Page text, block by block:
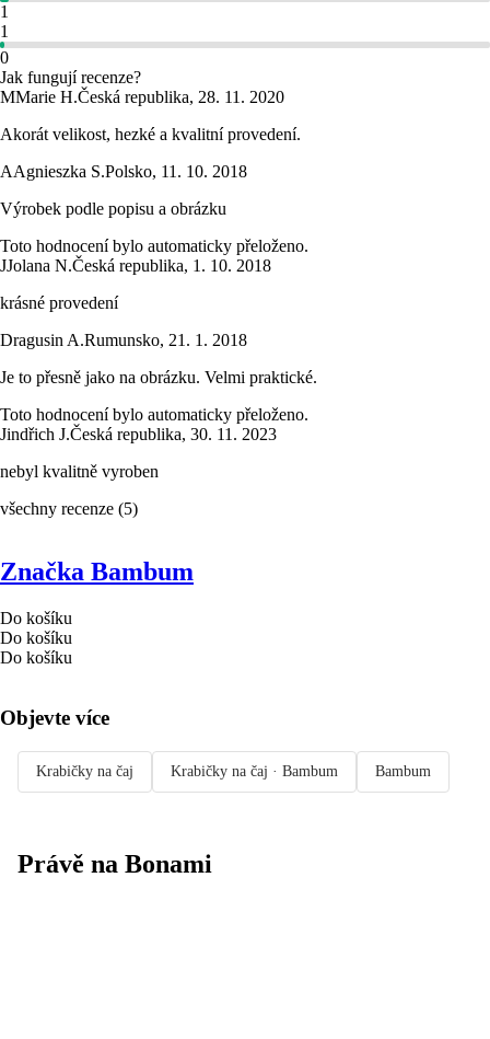
1
1
0
Jak fungují recenze?
MMarie H.Česká republika, 28. 11. 2020
Akorát velikost, hezké a kvalitní provedení.
AAgnieszka S.Polsko, 11. 10. 2018
Výrobek podle popisu a obrázku
Toto hodnocení bylo automaticky přeloženo.
JJolana N.Česká republika, 1. 10. 2018
krásné provedení
Dragusin A.Rumunsko, 21. 1. 2018
Je to přesně jako na obrázku. Velmi praktické.
Toto hodnocení bylo automaticky přeloženo.
Jindřich J.Česká republika, 30. 11. 2023
nebyl kvalitně vyroben
všechny recenze (5)
Značka Bambum
Do košíku
Do košíku
Do košíku
Objevte více
Krabičky na čaj Krabičky na čaj · Bambum Bambum
Právě na Bonami